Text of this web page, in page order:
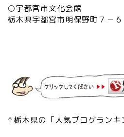
○宇都宮市文化会館
栃木県宇都宮市明保野町７－６
↑栃木県の「人気ブログランキ